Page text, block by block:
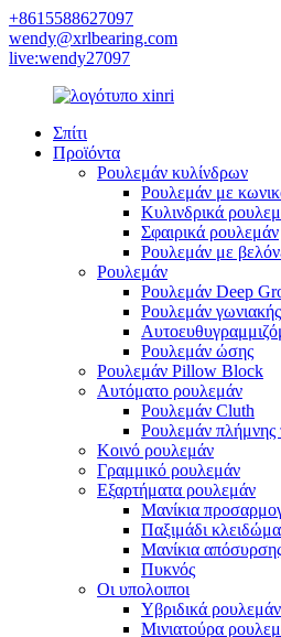
+8615588627097
wendy@xrlbearing.com
live:wendy27097
Σπίτι
Προϊόντα
Ρουλεμάν κυλίνδρων
Ρουλεμάν με
Κυλινδρικά
Σφαιρικά ρουλεμάν
Ρουλεμάν με
Ρουλεμάν
Ρουλεμάν Deep
Ρουλεμάν
Ρουλεμάν ώσης
Ρουλεμάν Pillow Block
Αυτόματο ρουλεμάν
Ρουλεμάν Cluth
Ρουλεμάν πλήμνης
Κοινό ρουλεμάν
Γραμμικό ρουλεμάν
Εξαρτήματα ρουλεμάν
Μανίκια
Παξιμάδι
Μανίκια
Πυκνός
Οι υπολοιποι
Υβριδικά ρουλεμάν
Μινιατούρα